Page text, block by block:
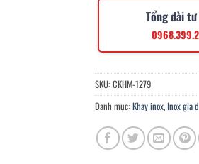
Tổng đài
SKU:CKHM-1279
Danh mục:Khay inox, Inox gia